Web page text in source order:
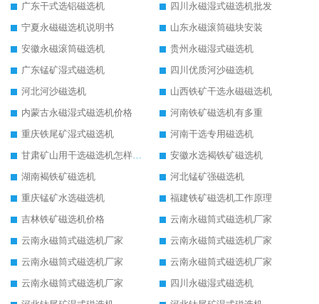
广东干式选铝磁选机
四川永磁湿式磁选机批发
宁夏永磁磁选机说明书
山东永磁滚筒磁块安装
安徽永磁滚筒磁选机
贵州永磁湿式磁选机
广东锰矿湿式磁选机
四川优质河沙磁选机
河北河沙磁选机
山西铁矿干选永磁磁选机
内蒙古永磁湿式磁选机价格
河南铁矿磁选机有多重
重庆铁尾矿湿式磁选机
河南干选专用磁选机
甘肃矿山用干选磁选机怎样调磁
安徽水选褐铁矿磁选机
湖南褐铁矿磁选机
河北锰矿强磁选机
重庆锰矿水选磁选机
福建铁矿磁选机工作原理
吉林铁矿磁选机价格
云南永磁筒式磁选机厂家
云南永磁筒式磁选机厂家
云南永磁筒式磁选机厂家
云南永磁筒式磁选机厂家
云南永磁筒式磁选机厂家
云南永磁筒式磁选机厂家
四川永磁湿式磁选机